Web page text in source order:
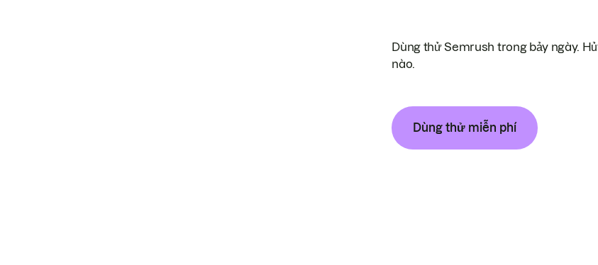
Dùng thử Semrush trong bảy ngày.
nào.
Dùng thử miễn phí